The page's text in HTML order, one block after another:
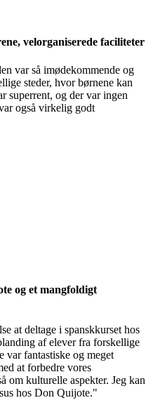
velorganiserede faciliteter
var så imødekommende og
steder, hvor børnene kan
superrent, og der var ingen
også virkelig godt
og et mangfoldigt
at deltage i spanskkurset hos
af elever fra forskellige
fantastiske og meget
at forbedre vores
om kulturelle aspekter. Jeg kan
hos Don Quijote."